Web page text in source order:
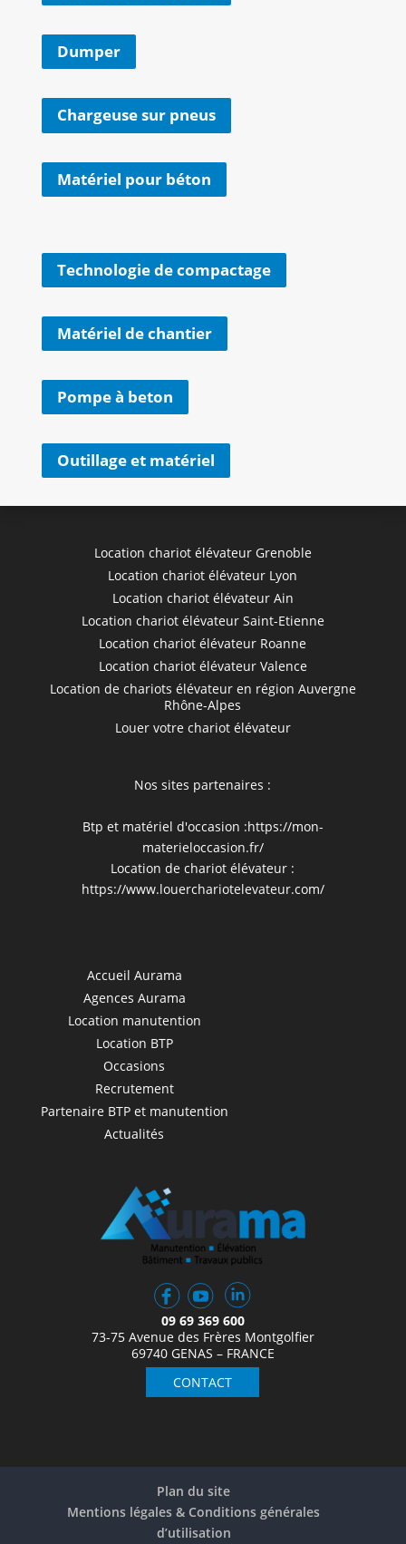
Dumper
Chargeuse sur pneus
Matériel pour béton
Technologie de compactage
Matériel de chantier
Pompe à beton
Outillage et matériel
Location chariot élévateur Grenoble
Location chariot élévateur Lyon
Location chariot élévateur Ain
Location chariot élévateur Saint-Etienne
Location chariot élévateur Roanne
Location chariot élévateur Valence
Location de chariots élévateur en région Auvergne
Rhône-Alpes
Louer votre chariot élévateur
Nos sites partenaires :
Btp et matériel d'occasion :https://mon-
materieloccasion.fr/
Location de chariot élévateur :
https://www.louerchariotelevateur.com/
Accueil Aurama
Agences Aurama
Location manutention
Location BTP
Occasions
Recrutement
Partenaire BTP et manutention
Actualités
09 69 369 600
73-75 Avenue des Frères Montgolfier
69740 GENAS – FRANCE
CONTACT
Plan du site
Mentions légales & Conditions générales
d’utilisation